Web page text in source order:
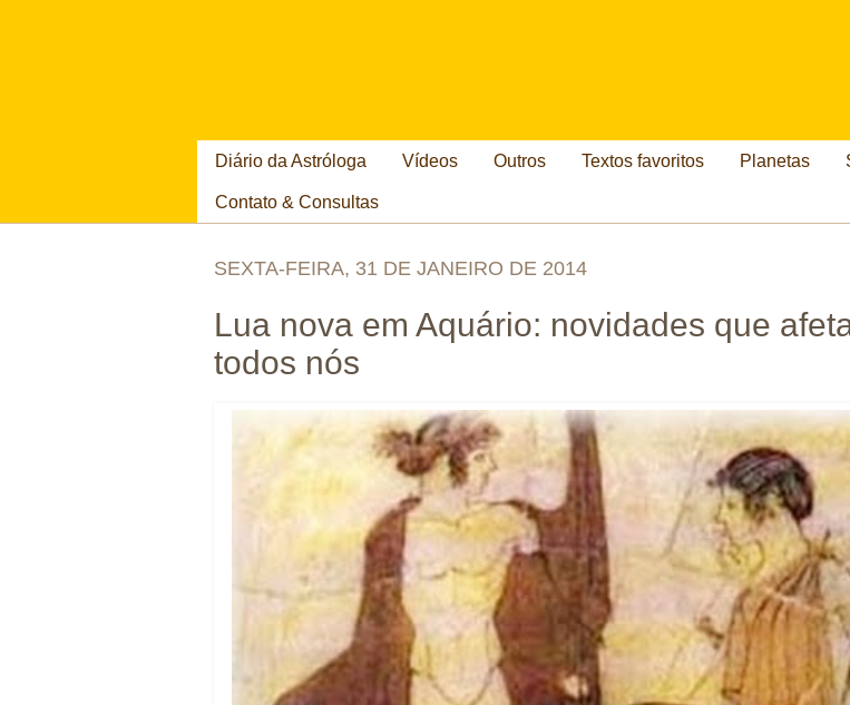
Diário da Astróloga Vídeos Outros Textos favoritos Planetas
Contato & Consultas
SEXTA-FEIRA, 31 DE JANEIRO DE 2014
Lua nova em Aquário: novidades que
todos nós